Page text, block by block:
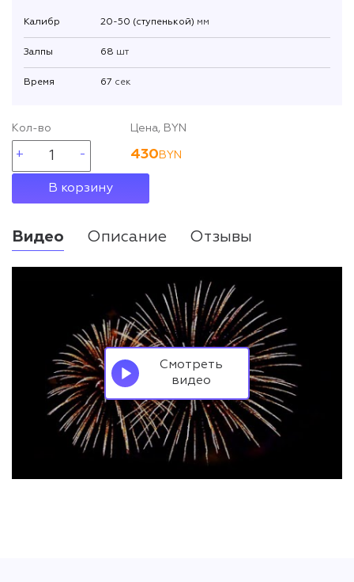
Калибр 20-50 (ступенькой) мм
Залпы 68 шт
Время 67 сек
Кол-во Цена, BYN
430 BYN
В корзину
Видео Описание Отзывы
Смотреть
видео